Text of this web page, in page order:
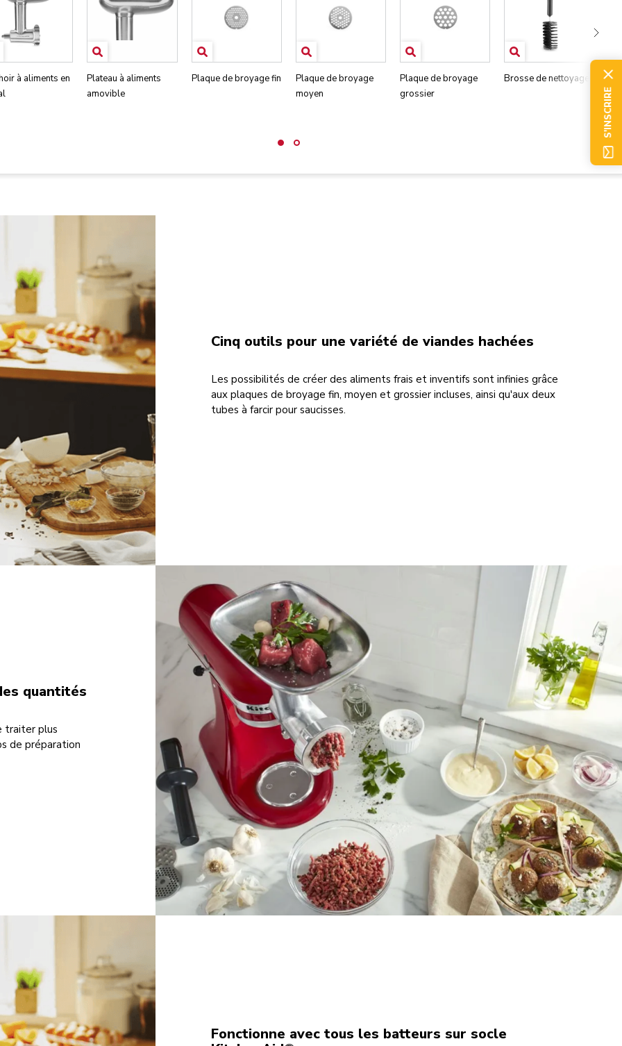
à aliments en
Plateau à aliments
amovible
Plaque de broyage fin
Plaque de broyage
moyen
Plaque de broyage
grossier
Brosse de nettoyage
Cinq outils pour une variété de viandes hachées
Les possibilités de créer des aliments frais et inventifs sont infinies grâce
aux plaques de broyage fin, moyen et grossier incluses, ainsi qu'aux deux
tubes à farcir pour saucisses.
quantités
traiter plus
de préparation
Fonctionne avec tous les batteurs sur socle
S'INSCRIRE